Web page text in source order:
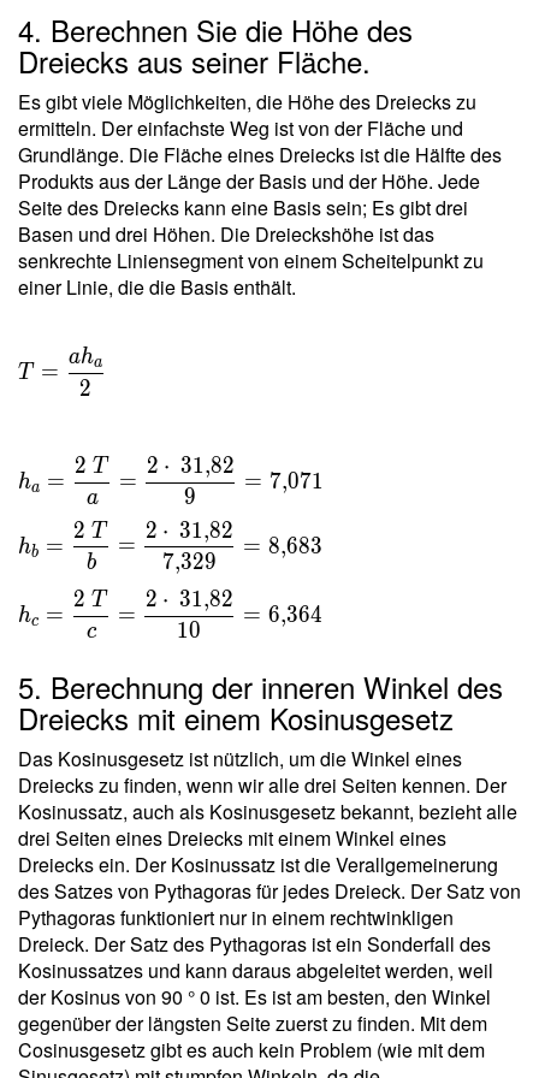
\cdot \ 5{,}836
\cdot \ 3{,}165 } \
\\ T = \sqrt{
1012{,}5 } =
31{,}82
4. Berechnen Sie die Höhe des
Dreiecks aus seiner Fläche.
Es gibt viele Möglichkeiten, die Höhe des Dreiecks zu
ermitteln. Der einfachste Weg ist von der Fläche und
Grundlänge. Die Fläche eines Dreiecks ist die Hälfte des
Produkts aus der Länge der Basis und der Höhe. Jede
Seite des Dreiecks kann eine Basis sein; Es gibt drei
Basen und drei Höhen. Die Dreieckshöhe ist das
senkrechte Liniensegment von einem Scheitelpunkt zu
einer Linie, die die Basis enthält.
T =
\dfrac{
\\ \ \\
h _a =
\dfrac{
2 \ T }
\dfrac{
2 \cdot
31{,}82
}{ 9 }
=
7{,}071
\ \\ h
_b =
\dfrac{
2 \ T }
{ b } =
\dfrac{
2 \cdot
\
31{,}82
}{
T =
2
aha
ha =
a
2 T
=
9
2 ⋅ 31,82
= 7,071
hb =
b
2 T
=
7,329
2 ⋅ 31,82
= 8,683
hc =
c
2 T
=
10
2 ⋅ 31,82
= 6,364
5. Berechnung der inneren Winkel des
Dreiecks mit einem Kosinusgesetz
Das Kosinusgesetz ist nützlich, um die Winkel eines
Dreiecks zu finden, wenn wir alle drei Seiten kennen. Der
Kosinussatz, auch als Kosinusgesetz bekannt, bezieht alle
drei Seiten eines Dreiecks mit einem Winkel eines
Dreiecks ein. Der Kosinussatz ist die Verallgemeinerung
des Satzes von Pythagoras für jedes Dreieck. Der Satz von
Pythagoras funktioniert nur in einem rechtwinkligen
Dreieck. Der Satz des Pythagoras ist ein Sonderfall des
Kosinussatzes und kann daraus abgeleitet werden, weil
der Kosinus von 90 ° 0 ist. Es ist am besten, den Winkel
gegenüber der längsten Seite zuerst zu finden. Mit dem
Cosinusgesetz gibt es auch kein Problem (wie mit dem